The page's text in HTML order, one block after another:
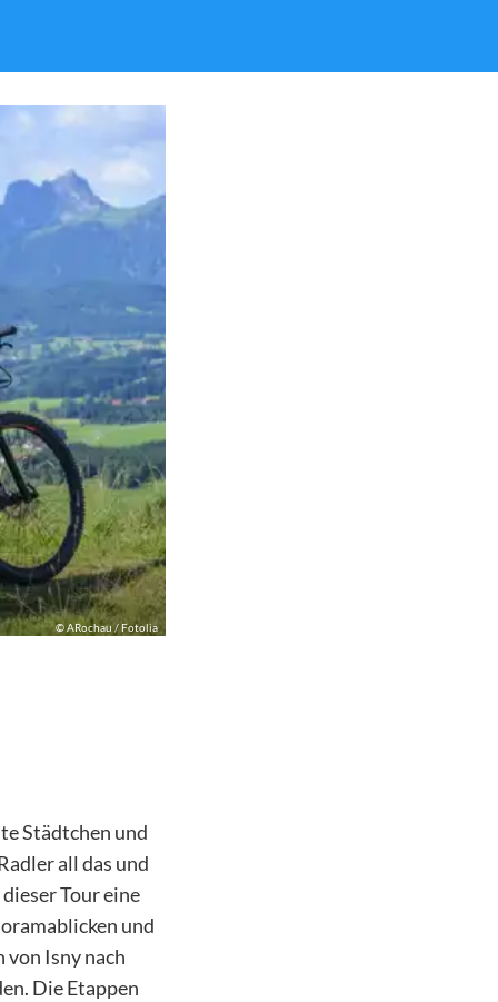
©ARochau / Fotolia
Städtchen und
all das und
Tour eine
und
von Isny nach
Die Etappen